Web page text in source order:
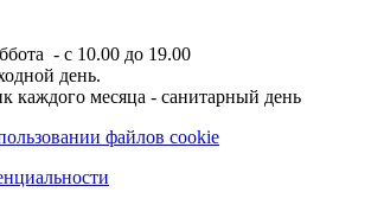
- с 10.00 до 19.00
день.
каждого месяца - санитарный день
файлов cookie